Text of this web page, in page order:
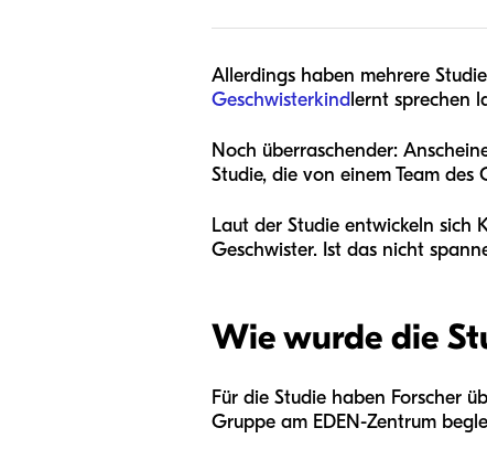
Allerdings haben mehrere
Geschwisterkind lernt sprechen
Noch überraschender:
Studie, die von einem Team des
Laut der Studie entwickeln sich
Geschwister. Ist das nicht
Wie wurde die
Für die Studie haben Forscher
Gruppe am EDEN-Zentrum